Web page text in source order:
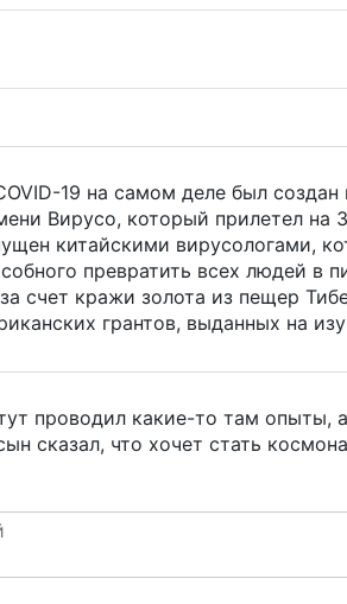
19 на самом деле был
Вирусо, который прилетел на
китайскими вирусологами,
превратить всех людей в
счет кражи золота из пещер
грантов, выданных на
проводил какие-то там
сказал, что хочет стать